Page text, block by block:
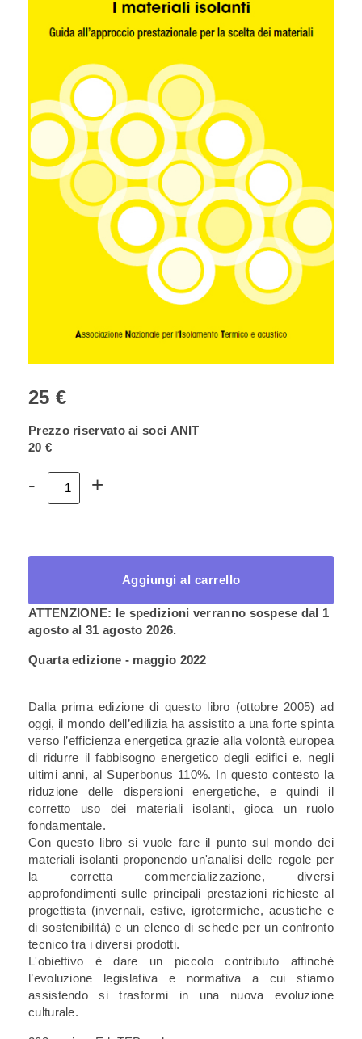
25 €
Prezzo riservato ai soci ANIT
20 €
Volume
isolanti
- +
Aggiungi al carrello
ATTENZIONE: le spedizioni verranno sospese dal 1
agosto al 31 agosto 2026.
Quarta edizione - maggio 2022
Dalla prima edizione di questo libro (ottobre 2005) ad
oggi, il mondo dell’edilizia ha assistito a una forte spinta
verso l’efficienza energetica grazie alla volontà europea
di ridurre il fabbisogno energetico degli edifici e, negli
ultimi anni, al Superbonus 110%. In questo contesto la
riduzione delle dispersioni energetiche, e quindi il
corretto uso dei materiali isolanti, gioca un ruolo
fondamentale.
Con questo libro si vuole fare il punto sul mondo dei
materiali isolanti proponendo un'analisi delle regole per
la corretta commercializzazione, diversi
approfondimenti sulle principali prestazioni richieste al
progettista (invernali, estive, igrotermiche, acustiche e
di sostenibilità) e un elenco di schede per un confronto
tecnico tra i diversi prodotti.
L'obiettivo è dare un piccolo contributo affinché
l’evoluzione legislativa e normativa a cui stiamo
assistendo si trasformi in una nuova evoluzione
culturale.